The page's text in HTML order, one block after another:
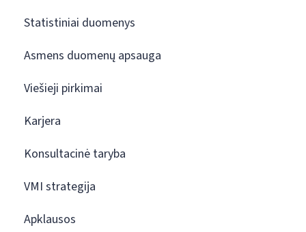
Statistiniai duomenys
Asmens duomenų apsauga
Viešieji pirkimai
Karjera
Konsultacinė taryba
VMI strategija
Apklausos